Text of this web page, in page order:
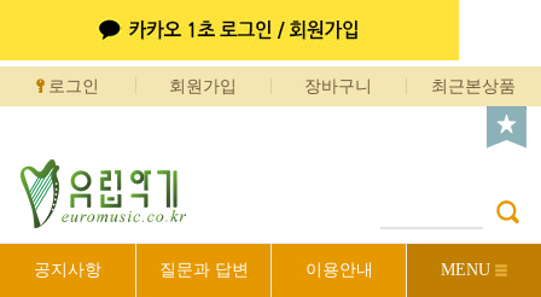
로그인 회원가입 장바구니 최근본상품
공지사항 질문과 답변 이용안내 MENU